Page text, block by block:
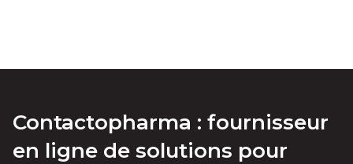
Contactopharma : fournisseur
en ligne de solutions pour